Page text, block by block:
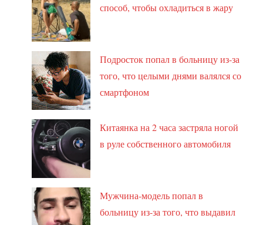
способ, чтобы охладиться в жару
Подросток попал в больницу из-за
того, что целыми днями валялся со
смартфоном
Китаянка на 2 часа застряла ногой
в руле собственного автомобиля
Мужчина-модель попал в
больницу из-за того, что выдавил